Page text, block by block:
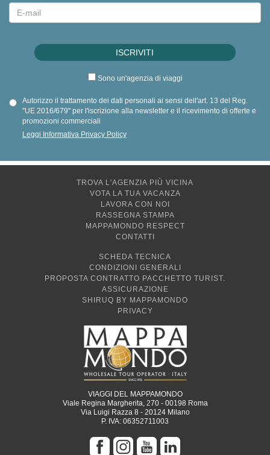
Sono un'agenzia di viaggi
Autorizzo il trattamento dei dati personali ai sensi dell'art. 13 del Reg.
"UE 2016/679" per l'iscrizione alla newsletter e il ricevimento di offerte e
promozioni commerciali
Leggi Informativa Privacy Policy
TROVA L'AGENZIA PIÙ VICINA
VOTA LA TUA VACANZA
LAVORA CON NOI
RASSEGNA STAMPA
MAPPAMONDO RESPECT
CONTATTI
SCHEDA TECNICA
CONDIZIONI GENERALI
PROPOSTA CONTRATTO PACCHETTO TURIST.
ASSICURAZIONE
SHIRUQ BY MAPPAMONDO
PRIVACY
VIAGGI DEL MAPPAMONDO
Viale Regina Margherita, 270 - 00198 Roma
Via Luigi Razza 8 - 20124 Milano
P. IVA: 06352711003